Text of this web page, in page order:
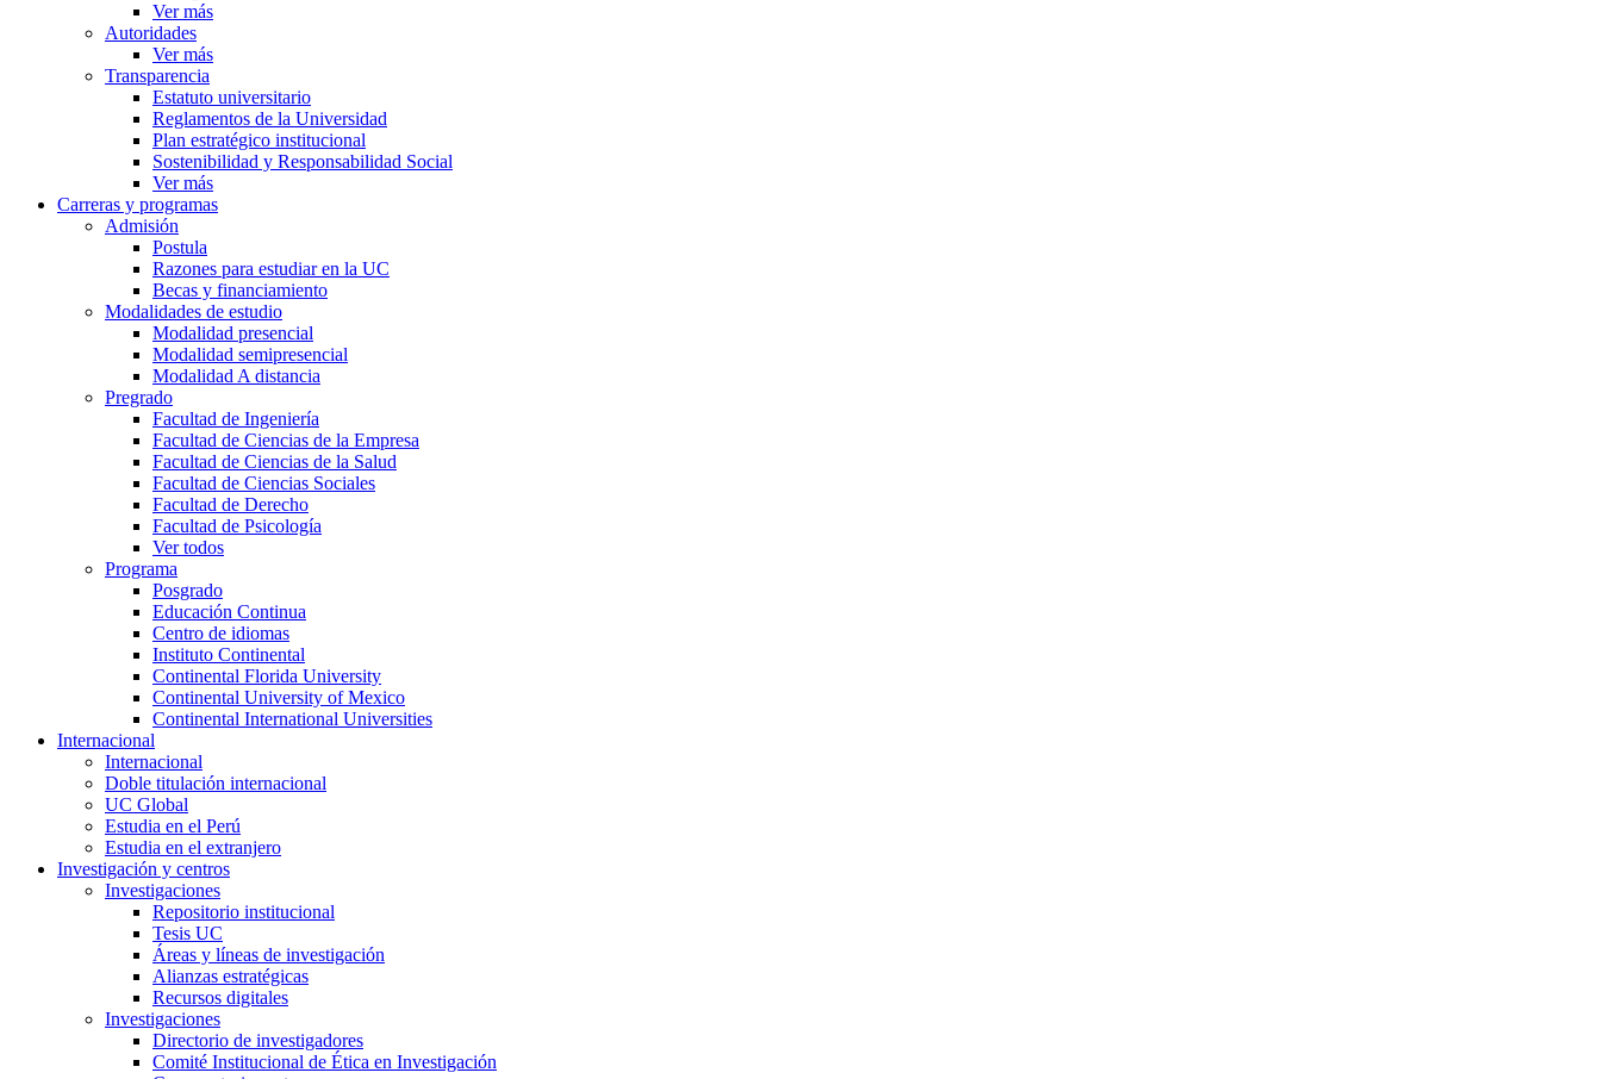
Ver más
Autoridades
Ver más
Transparencia
Estatuto universitario
Reglamentos de la Universidad
Plan estratégico institucional
Sostenibilidad y Responsabilidad Social
Ver más
Carreras y programas
Admisión
Postula
Razones para estudiar en la UC
Becas y financiamiento
Modalidades de estudio
Modalidad presencial
Modalidad semipresencial
Modalidad A distancia
Pregrado
Facultad de Ingeniería
Facultad de Ciencias de la Empresa
Facultad de Ciencias de la Salud
Facultad de Ciencias Sociales
Facultad de Derecho
Facultad de Psicología
Ver todos
Programa
Posgrado
Educación Continua
Centro de idiomas
Instituto Continental
Continental Florida University
Continental University of Mexico
Continental International Universities
Internacional
Internacional
Doble titulación internacional
UC Global
Estudia en el Perú
Estudia en el extranjero
Investigación y centros
Investigaciones
Repositorio institucional
Tesis UC
Áreas y líneas de investigación
Alianzas estratégicas
Recursos digitales
Investigaciones
Directorio de investigadores
Comité Institucional de Ética en Investigación